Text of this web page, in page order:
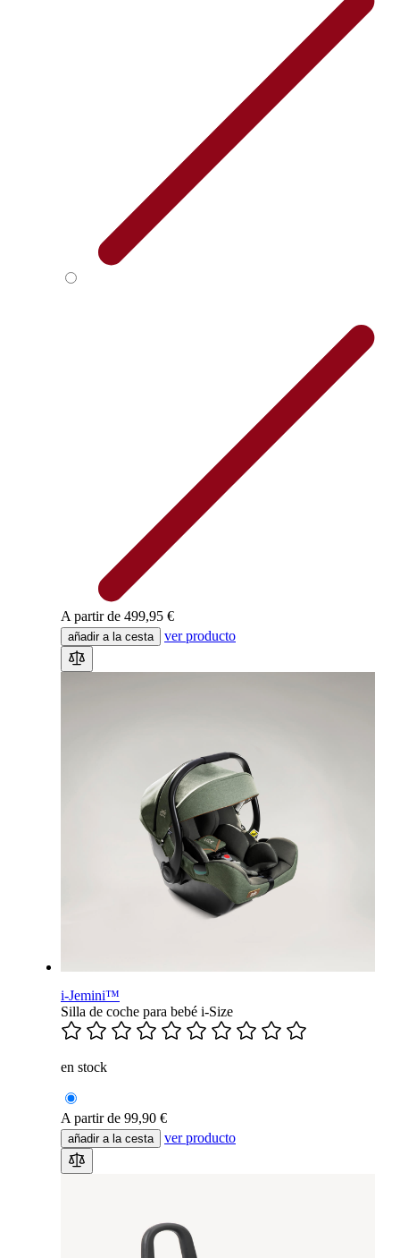
A partir de 499,95 €
añadir a la cesta ver producto
i-Jemini™
Silla de coche para bebé i-Size
en stock
A partir de 99,90 €
añadir a la cesta ver producto